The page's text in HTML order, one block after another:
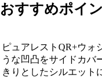
おすすめポイ
ピュアレストQR+ウォ
うな凹凸をサイドカバ
きりとしたシルエット